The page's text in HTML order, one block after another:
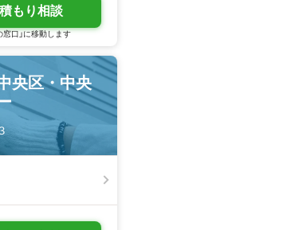
もり相談
口」に移動します
央区・中央